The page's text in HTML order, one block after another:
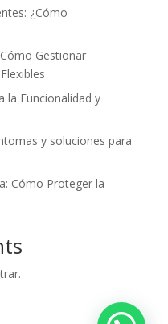
¿Cómo
Gestionar
la Funcionalidad y
y soluciones para
Cómo Proteger la